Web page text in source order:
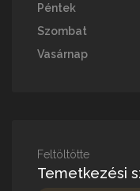
Péntek
Szombat
Vasárnap
Feltöltötte
Temetkezési